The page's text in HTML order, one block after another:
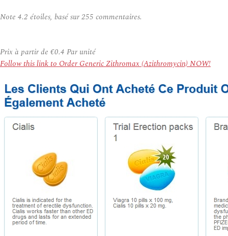
Note 4.2 étoiles, basé sur255 commentaires.
Prix à partir de €0.4 Par unité
Follow this link to Order Generic Zithromax (Azithromycin) NOW!